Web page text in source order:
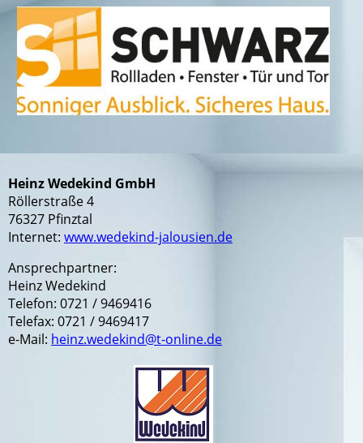
Heinz Wedekind GmbH
Röllerstraße 4
76327 Pfinztal
Internet: www.wedekind-jalousien.de
Ansprechpartner:
Heinz Wedekind
Telefon: 0721 / 9469416
Telefax: 0721 / 9469417
e-Mail: heinz.wedekind@t-online.de